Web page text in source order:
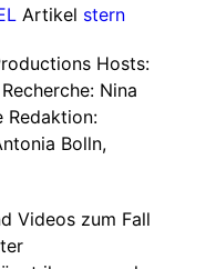
Artikel stern
Hosts:
Nina
Redaktion:
Bolln,
Videos zum Fall